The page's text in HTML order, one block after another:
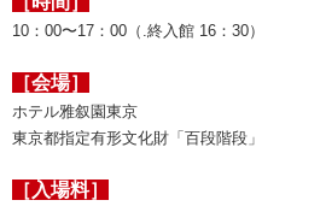
10：00〜17：00（.終入館 16：30）
［会場］
ホテル雅叙園東京
東京都指定有形文化財「百段階段」
［入場料］